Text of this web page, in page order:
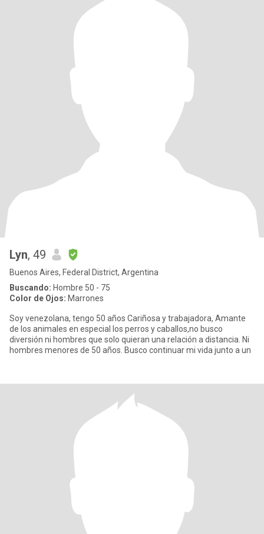
Lyn, 49
Buenos Aires, Federal District, Argentina
Buscando: Hombre 50 - 75
Color de Ojos: Marrones
Soy venezolana, tengo 50 años Cariñosa y trabajadora, Amante
de los animales en especial los perros y caballos,no busco
diversión ni hombres que solo quieran una relación a distancia. Ni
hombres menores de 50 años. Busco continuar mi vida junto a un